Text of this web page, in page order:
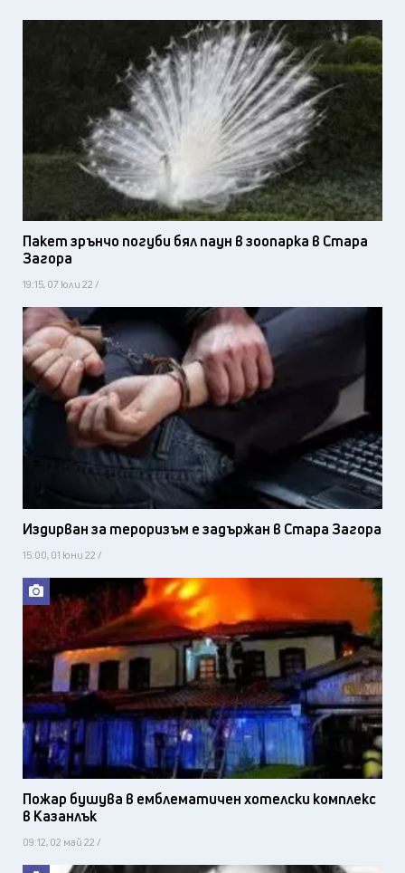
Пакет зрънчо погуби бял паун в зоопарка в Стара
Загора
19:15, 07 юли 22 /
Издирван за тероризъм е задържан в Стара Загора
15:00, 01 юни 22 /
Пожар бушува в емблематичен хотелски комплекс
в Казанлък
09:12, 02 май 22 /